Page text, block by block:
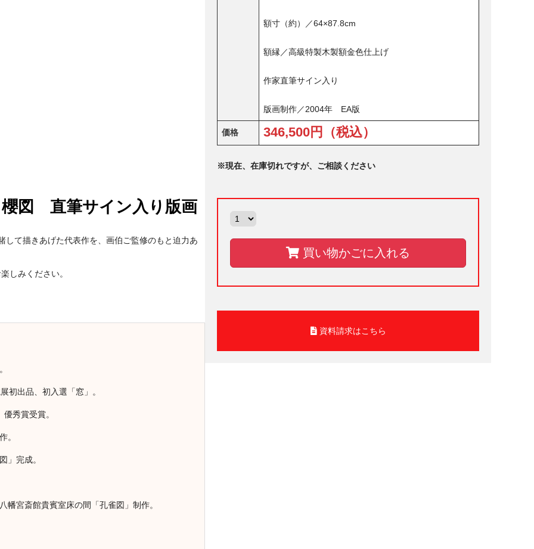
図 直筆サイン入り版画
て描きあげた代表作を、画伯ご監修のもと迫力あ
しみください。
出品、初入選「窓」。
秀賞受賞。
。
」完成。
宮斎館貴賓室床の間「孔雀図」制作。
額寸（約）／64×87.8cm
額縁／高級特製木製額金色仕上げ
作家直筆サイン入り
版画制作／2004年 EA版
価格 346,500円（税込）
※現在、在庫切れですが、ご相談ください
買い物かごに入れる
資料請求はこちら